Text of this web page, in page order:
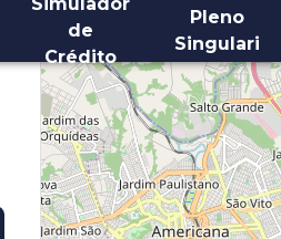
de
Crédito
Pleno
Singulari